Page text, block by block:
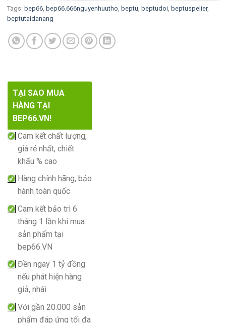
Tags: bep66 bep66.666nguyenhuutho beptu beptudoi beptuspelier,
beptutaidanang
TẠI SAO MUA
HÀNG TẠI
BEP66.VN!
Cam kết chất lượng,
giá rẻ nhất, chiết
khấu % cao
Hàng chính hãng, bảo
hành toàn quốc
Cam kết bảo trì 6
tháng 1 lần khi mua
sản phẩm tại
bep66.VN
Đền ngay 1 tỷ đồng
nếu phát hiện hàng
giả, nhái
Với gần 20.000 sản
phẩm đáp ứng tối đa